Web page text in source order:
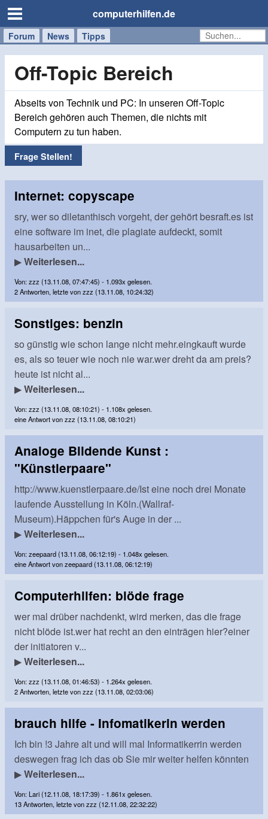
computerhilfen.de
Forum News Tipps
Handy
Windows
Mac
Off-Topic Bereich
Abseits von Technik und PC: In unseren Off-Topic
Bereich gehören auch Themen, die nichts mit
Computern zu tun haben.
Frage Stellen!
Internet: copyscape
sry, wer so diletanthisch vorgeht, der gehört besraft.es ist
eine software im inet, die plagiate aufdeckt, somit
hausarbeiten un...
▶Weiterlesen...
Von: zzz (13.11.08, 07:47:45) - 1.093x gelesen.
2 Antworten, letzte von zzz (13.11.08, 10:24:32)
Sonstiges: benzin
so günstig wie schon lange nicht mehr.eingkauft wurde
es, als so teuer wie noch nie war.wer dreht da am preis?
heute ist nicht al...
▶Weiterlesen...
Von: zzz (13.11.08, 08:10:21) - 1.108x gelesen.
eine Antwort von zzz (13.11.08, 08:10:21)
Analoge Bildende Kunst :
"Künstlerpaare"
http://www.kuenstlerpaare.de/Ist eine noch drei Monate
laufende Ausstellung in Köln.(Wallraf-
Museum).Häppchen für's Auge in der ...
▶Weiterlesen...
Von: zeepaard (13.11.08, 06:12:19) - 1.048x gelesen.
eine Antwort von zeepaard (13.11.08, 06:12:19)
Computerhilfen: blöde frage
wer mal drüber nachdenkt, wird merken, das die frage
nicht blöde ist.wer hat recht an den einträgen hier?einer
der initiatoren v...
▶Weiterlesen...
Von: zzz (13.11.08, 01:46:53) - 1.264x gelesen.
2 Antworten, letzte von zzz (13.11.08, 02:03:06)
brauch hilfe - Infomatikerin werden
Ich bin !3 Jahre alt und will mal Informatikerrin werden
deswegen frag ich das ob Sie mir weiter helfen könnten
▶Weiterlesen...
Von: Lari (12.11.08, 18:17:39) - 1.861x gelesen.
13 Antworten, letzte von zzz (12.11.08, 22:32:22)